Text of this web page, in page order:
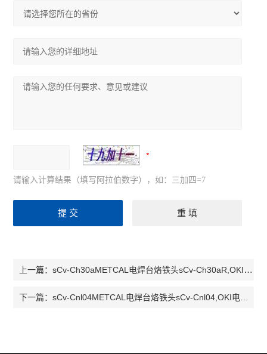
请输入计算结果（填写阿拉伯数字），如：三加四=7
上一篇：sCv-Ch30aMETCAL电焊台烙铁头sCv-Ch30aR,OKI电焊台烙铁头sCv-Ch30a
下一篇：sCv-Cnl04METCAL电焊台烙铁头sCv-Cnl04,OKI电焊台烙铁头sCv-Cnl04